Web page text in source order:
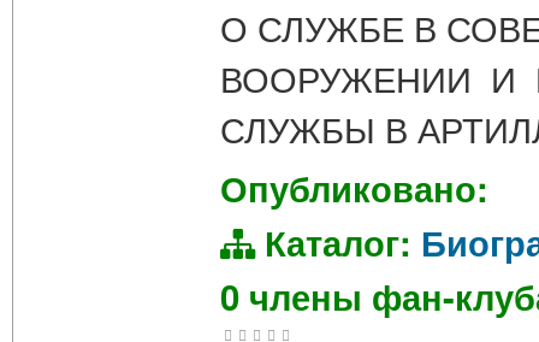
О СЛУЖБЕ В
ВООРУЖЕНИИ И
СЛУЖБЫ В
Опубликовано:
Каталог:
0 члены фан-